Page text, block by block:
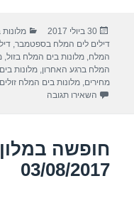
e
b
o
פורסם
בתאריך
30 ביולי 2017
דילים לים המלח בספטמבר,
המלח,מלונות בים המלח בזול,
המלח ברגע האחרון,מלונות
מחירים,מלונות בים המלח
השאירו תגובה
חופשה
03/08/2017